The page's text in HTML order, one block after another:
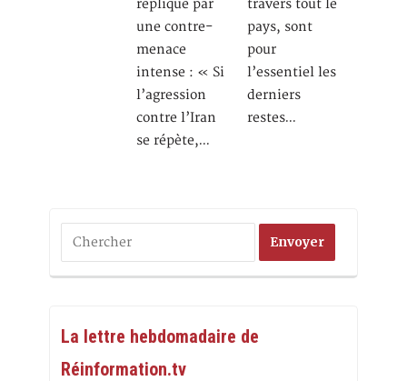
réplique par
une contre-
menace
intense : « Si
l’agression
contre l’Iran
se répète,…
travers tout le
pays, sont
pour
l’essentiel les
derniers
restes…
La lettre hebdomadaire de
Réinformation.tv